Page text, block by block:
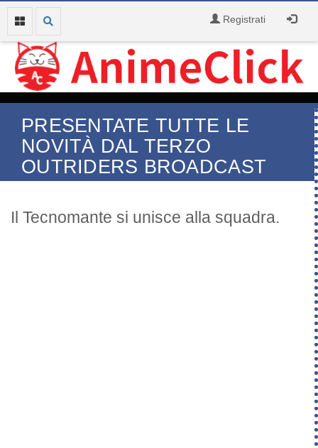
Registrati
PRESENTATE TUTTE LE
NOVITÀ DAL TERZO
OUTRIDERS BROADCAST
Il Tecnomante si unisce alla squadra.